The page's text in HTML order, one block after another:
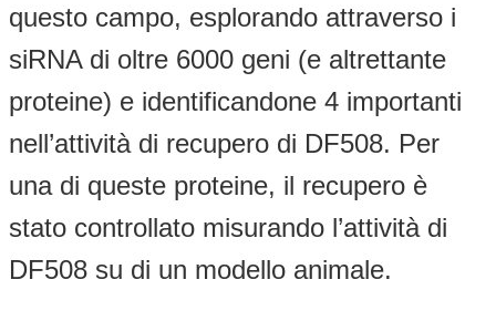
questo campo, esplorando attraverso i
siRNA di oltre 6000 geni (e altrettante
proteine) e identificandone 4 importanti
nell’attività di recupero di DF508. Per
una di queste proteine, il recupero è
stato controllato misurando l’attività di
DF508 su di un modello animale.